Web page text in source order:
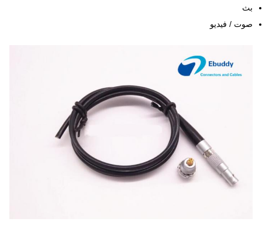
بث
صوت / فيديو